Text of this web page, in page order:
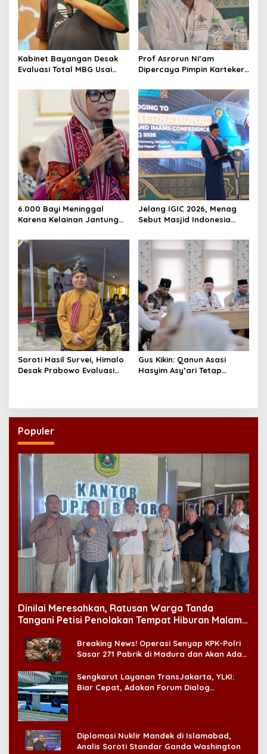
Kabinet Bayangan Desak
Evaluasi Total MBG Usai
Massal
Prof Asrorun Ni’am
Dipercaya Pimpin Karteker
Regenerasi Kepemimpinan
NU
6.000 Bayi Meninggal
Karena Kelainan Jantung
Pemerataan Operasi
Jantung Anak
Jelang IGIC 2026, Menag
Sebut Masjid Indonesia
Soroti Hasil Survei, Himalo
Desak Prabowo Evaluasi
Gus Kikin: Qanun Asasi
Hasyim Asy’ari Tetap
Populer
Dinilai Meresahkan, Ratusan Warga Tanda
Tangani Petisi Penolakan Tempat Hiburan Malam
Breaking News! Operasi Senyap KPK-Polri
Sasar 271 Pabrik di Madura dan Akan Ada
Sengkarut Layanan TransJakarta, YLKI:
Biar Cepat, Adakan Forum Dialog
Diplomasi Nuklir Mandek di Islamabad,
Analis Soroti Standar Ganda Washington